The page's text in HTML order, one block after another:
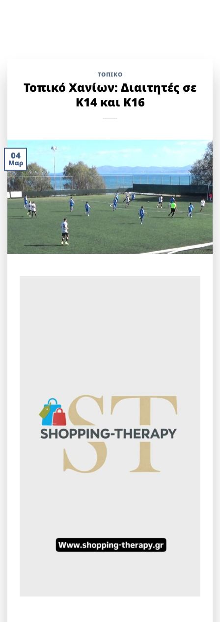
ΤΟΠΙΚΌ
Τοπικό Χανίων: Διαιτητές σε
Κ14 και Κ16
04
Μαρ